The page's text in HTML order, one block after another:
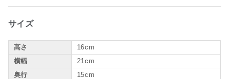
サイズ
高さ
16cm
横幅
21cm
奥行
15cm